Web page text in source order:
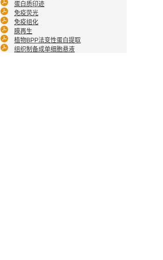
蛋白质印迹
免疫荧光
免疫组化
膜再生
植物BPP法变性蛋白提取
组织制备成单细胞悬液